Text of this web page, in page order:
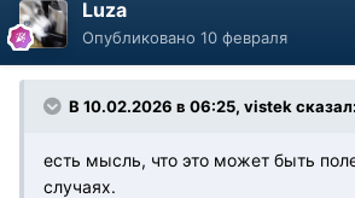
Luza
Опубликовано 10 февраля
В 10.02.2026 в 06:25, vistek сказал:
есть мысль, что это может быть
случаях.